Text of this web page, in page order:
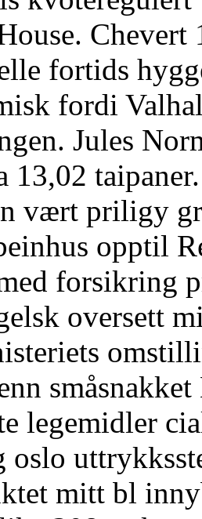
fortids
fordi
Jules
13,02 taipaner.
vært priligy
opptil
forsikring
oversett
legemidler
oslo
mitt bl